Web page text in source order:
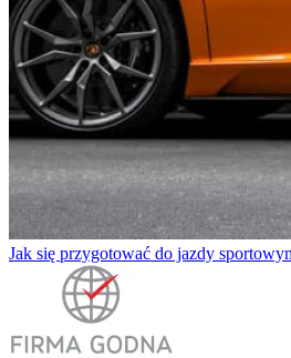
Jak się przygotować do jazdy